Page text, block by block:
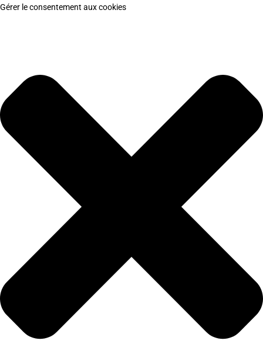
Gérer le consentement aux cookies